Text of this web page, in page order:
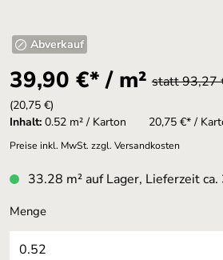
Abverkauf
39,90 €* / m² statt 93,27
(20,75 €)
Inhalt: 0.52 m² / Karton 20,75 €* /
Preise inkl. MwSt. zzgl. Versandkosten
33.28 m² auf Lager, Lieferzeit
Menge